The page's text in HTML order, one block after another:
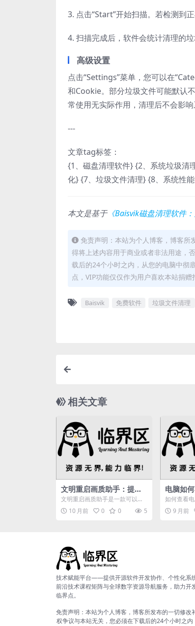
3. 点击“Start”开始扫描。若检测到
4. 扫描完成后，软件会统计清理的垃
高级设置
点击“Settings”菜单，您可以在
和Cookie。部分垃圾文件可能默认
常使用无实际作用，清理后不会影
---
文章tag标签：
{1、磁盘清理软件} {2、系统垃圾
化} {7、垃圾文件清理} {8、系统性
本文是基于《Baisvik磁盘清理软件
免责声明：本站为个人博客，博客所
得将上述内容用于商业或者非法用途，
载后的24个小时之内，从您的电脑中彻
点，VIP功能仅仅作为用户喜欢本站捐
Baisvik 免费软件 垃圾文件清理
相关文章
文明重启画质助手：提升
游戏画质，畅享自定义编
辑功能
文明重启画质助手是一款可以去
将为玩家们提供许多帮助性的设
定的手游，玩家们在这款游...
10 月前 0 0 5
电脑如
绍不同
化方法
如何查看
能分析,硬
内存,使用
9 月前
技术赋能平台——提供开源软件开发协作、个性化系
前沿技术课程矩阵与全球数字资源导航服务，助力开
临界点。
免责声明：本站为个人博客，博客所发布的一切修
权争议与本站无关，您必须在下载后的24个小时之